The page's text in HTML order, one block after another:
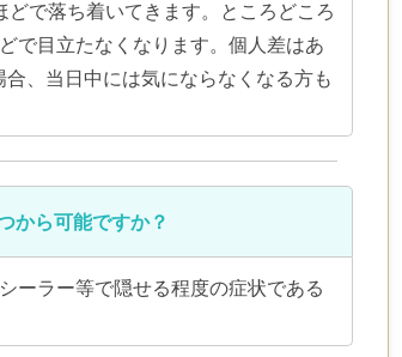
で落ち着いてきます。ところどころ
で目立たなくなります。個人差はあ
、当日中には気にならなくなる方も
から可能ですか？
ーラー等で隠せる程度の症状である